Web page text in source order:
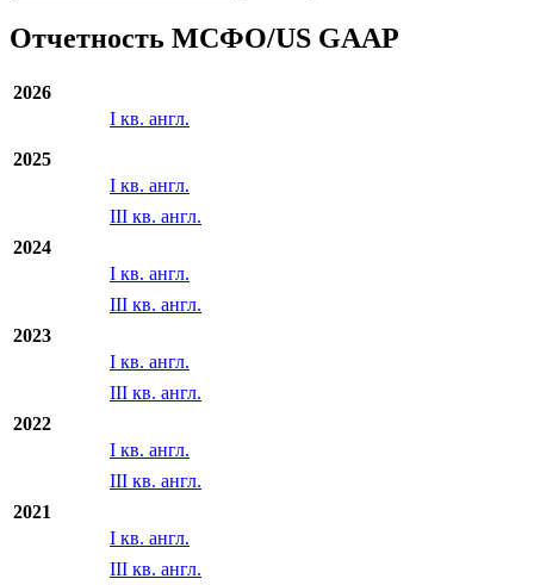
Отчетность МСФО/US GAAP
2026
I кв. англ.
2025
I кв. англ.
III кв. англ.
2024
I кв. англ.
III кв. англ.
2023
I кв. англ.
III кв. англ.
2022
I кв. англ.
III кв. англ.
2021
I кв. англ.
III кв. англ.